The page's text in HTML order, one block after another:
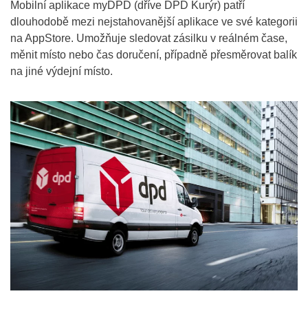
Mobilní aplikace myDPD (dříve DPD Kurýr) patří
dlouhodobě mezi nejstahovanější aplikace ve své kategorii
na AppStore. Umožňuje sledovat zásilku v reálném čase,
měnit místo nebo čas doručení, případně přesměrovat balík
na jiné výdejní místo.